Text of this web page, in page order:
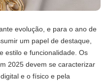
evolução, e para o ano de
um papel de destaque,
estilo e funcionalidade. Os
2025 devem se caracterizar
e o físico e pela